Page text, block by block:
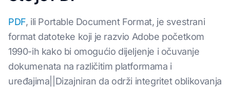
PDF, ili Portable Document Format, je svestrani
format datoteke koji je razvio Adobe početkom
1990-ih kako bi omogućio dijeljenje i očuvanje
dokumenata na različitim platformama i
uređajima||Dizajniran da održi integritet oblikovanja